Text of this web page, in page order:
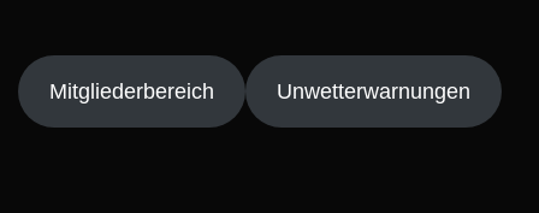
Mitgliederbereich Unwetterwarnungen